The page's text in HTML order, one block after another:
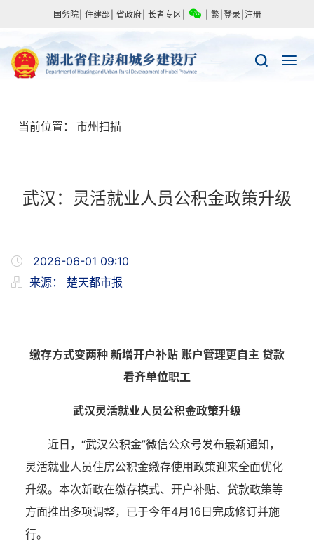
国务院 住建部 省政府 长者专区 繁 登录 注册
当前位置： 市州扫描
武汉：灵活就业人员公积金政策升级
2026-06-01 09:10
来源： 楚天都市报
缴存方式变两种 新增开户补贴 账户管理更自主 贷款
看齐单位职工
武汉灵活就业人员公积金政策升级
近日，“武汉公积金”微信公众号发布最新通知，
灵活就业人员住房公积金缴存使用政策迎来全面优化
升级。本次新政在缴存模式、开户补贴、贷款政策等
方面推出多项调整，已于今年4月16日完成修订并施
行。